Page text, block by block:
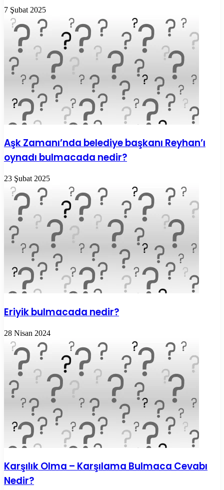
7 Şubat 2025
Aşk Zamanı’nda belediye başkanı Reyhan’ı
oynadı bulmacada nedir?
23 Şubat 2025
Eriyik bulmacada nedir?
28 Nisan 2024
Karşılık Olma – Karşılama Bulmaca Cevabı
Nedir?